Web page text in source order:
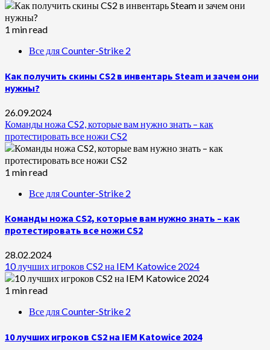
1 min read
Все для Counter-Strike 2
Как получить скины CS2 в инвентарь Steam и зачем они
нужны?
26.09.2024
Команды ножа CS2, которые вам нужно знать – как
протестировать все ножи CS2
1 min read
Все для Counter-Strike 2
Команды ножа CS2, которые вам нужно знать – как
протестировать все ножи CS2
28.02.2024
10 лучших игроков CS2 на IEM Katowice 2024
1 min read
Все для Counter-Strike 2
10 лучших игроков CS2 на IEM Katowice 2024